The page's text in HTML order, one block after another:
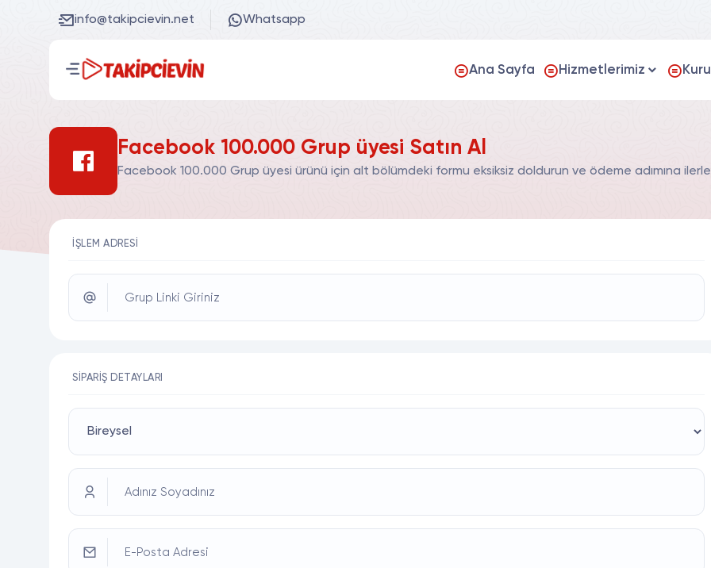
info@takipcievin.net Whatsapp
Ana Sayfa Hizmetlerimiz
Facebook 100.000 Grup üyesi Satın Al
Facebook 100.000 Grup üyesi ürünü için alt bölümdeki formu eksiksiz doldurun ve ödeme adımına
İŞLEM ADRESI
Grup Linki Giriniz
SIPARIŞ DETAYLARI
Adınız Soyadınız
E-Posta Adresi